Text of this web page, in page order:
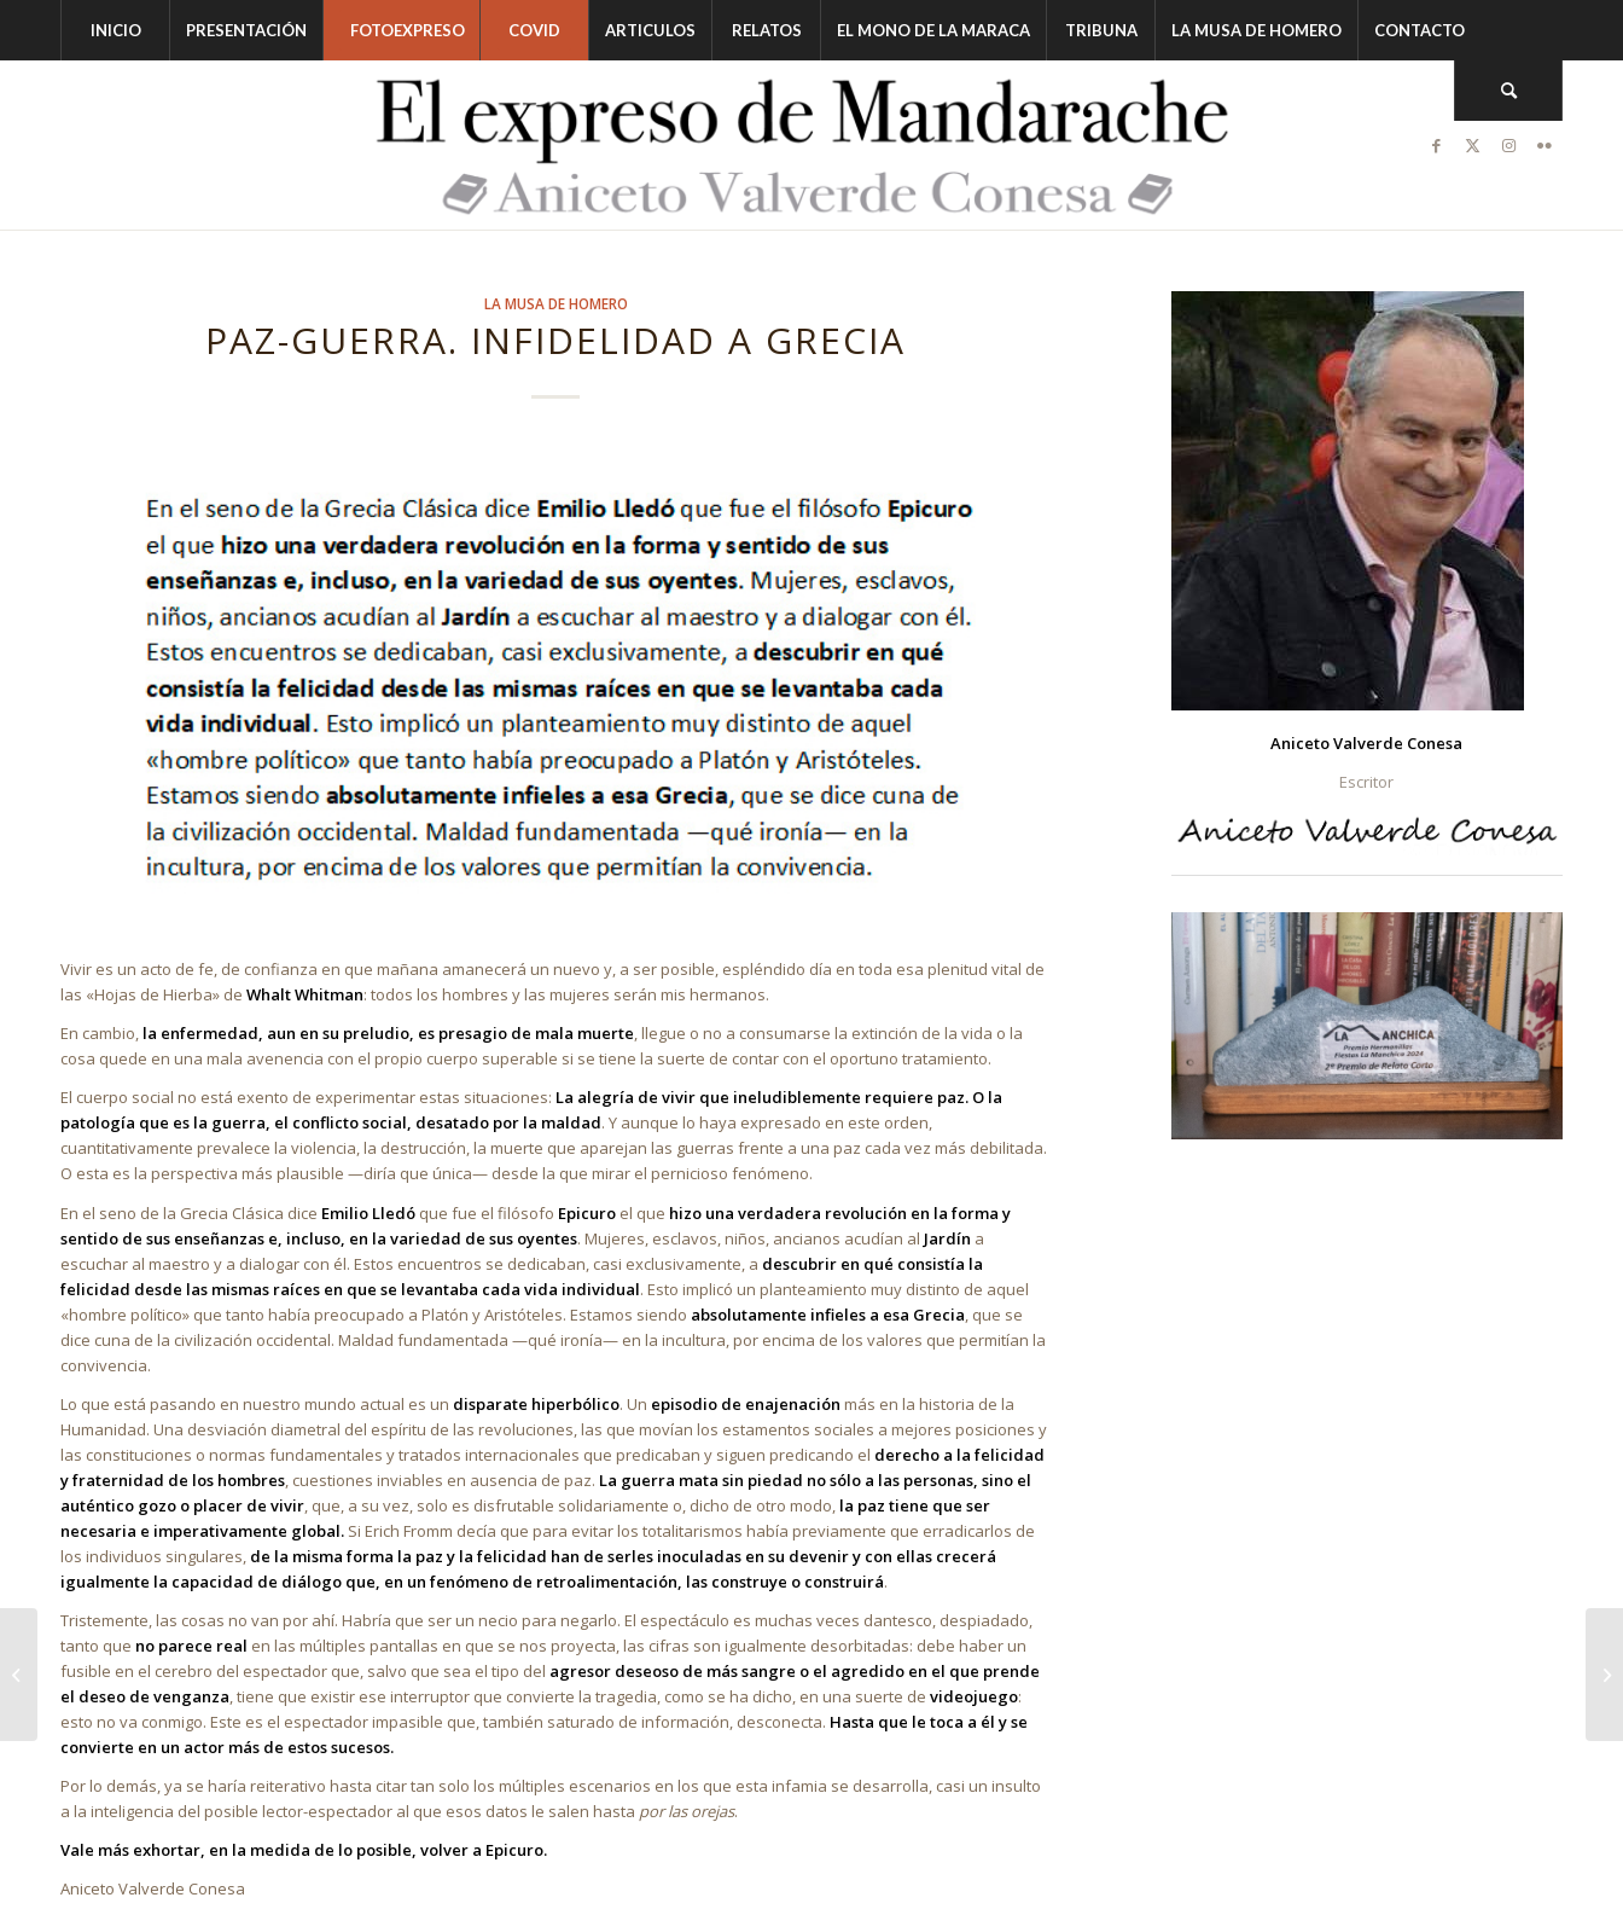
INICIO PRESENTACIÓN FOTOEXPRESO COVID ARTICULOS RELATOS EL MONO DE LA MARACA TRIBUNA LA MUSA DE HOMERO CONTACTO
LA MUSA DE HOMERO
PAZ-GUERRA. INFIDELIDAD A GRECIA
Vivir es un acto de fe, de confianza en que mañana amanecerá un nuevo y, a ser posible, espléndido día en toda esa plenitud vital de
las «Hojas de Hierba» de Whalt Whitman: todos los hombres y las mujeres serán mis hermanos.
En cambio, la enfermedad, aun en su preludio, es presagio de mala muerte, llegue o no a consumarse la extinción de la vida o la
cosa quede en una mala avenencia con el propio cuerpo superable si se tiene la suerte de contar con el oportuno tratamiento.
El cuerpo social no está exento de experimentar estas situaciones: La alegría de vivir que ineludiblemente requiere paz. O la
patología que es la guerra, el conflicto social, desatado por la maldad. Y aunque lo haya expresado en este orden,
cuantitativamente prevalece la violencia, la destrucción, la muerte que aparejan las guerras frente a una paz cada vez más debilitada.
O esta es la perspectiva más plausible —diría que única— desde la que mirar el pernicioso fenómeno.
En el seno de la Grecia Clásica dice Emilio Lledó que fue el filósofo Epicuro el que hizo una verdadera revolución en la forma y
sentido de sus enseñanzas e, incluso, en la variedad de sus oyentes. Mujeres, esclavos, niños, ancianos acudían al Jardín a
escuchar al maestro y a dialogar con él. Estos encuentros se dedicaban, casi exclusivamente, a descubrir en qué consistía la
felicidad desde las mismas raíces en que se levantaba cada vida individual. Esto implicó un planteamiento muy distinto de aquel
«hombre político» que tanto había preocupado a Platón y Aristóteles. Estamos siendo absolutamente infieles a esa Grecia , que se
dice cuna de la civilización occidental. Maldad fundamentada —qué ironía— en la incultura, por encima de los valores que permitían la
convivencia.
Lo que está pasando en nuestro mundo actual es un disparate hiperbólico. Un episodio de enajenación más en la historia de la
Humanidad. Una desviación diametral del espíritu de las revoluciones, las que movían los estamentos sociales a mejores posiciones y
las constituciones o normas fundamentales y tratados internacionales que predicaban y siguen predicando el derecho a la felicidad
y fraternidad de los hombres , cuestiones inviables en ausencia de paz. La guerra mata sin piedad no sólo a las personas, sino el
auténtico gozo o placer de vivir , que, a su vez, solo es disfrutable solidariamente o, dicho de otro modo, la paz tiene que ser
necesaria e imperativamente global. Si Erich Fromm decía que para evitar los totalitarismos había previamente que erradicarlos de
los individuos singulares, de la misma forma la paz y la felicidad han de serles inoculadas en su devenir y con ellas crecerá
igualmente la capacidad de diálogo que, en un fenómeno de retroalimentación, las construye o construirá.
Tristemente, las cosas no van por ahí. Habría que ser un necio para negarlo. El espectáculo es muchas veces dantesco, despiadado,
tanto que no parece real en las múltiples pantallas en que se nos proyecta, las cifras son igualmente desorbitadas: debe haber un
fusible en el cerebro del espectador que, salvo que sea el tipo del agresor deseoso de más sangre o el agredido en el que prende
el deseo de venganza, tiene que existir ese interruptor que convierte la tragedia, como se ha dicho, en una suerte de videojuego:
esto no va conmigo. Este es el espectador impasible que, también saturado de información, desconecta. Hasta que le toca a él y se
convierte en un actor más de estos sucesos.
Por lo demás, ya se haría reiterativo hasta citar tan solo los múltiples escenarios en los que esta infamia se desarrolla, casi un insulto
a la inteligencia del posible lector-espectador al que esos datos le salen hasta por las orejas.
Vale más exhortar, en la medida de lo posible, volver a Epicuro.
Aniceto Valverde Conesa
Aniceto Valverde Conesa
Escritor
MARIPOSAS EN ACEITE